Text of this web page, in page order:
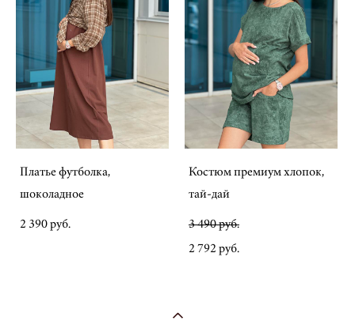
Платье футболка,
шоколадное
2 390 pуб.
Костюм премиум хлопок,
тай-дай
3 490 pуб.
2 792 pуб.